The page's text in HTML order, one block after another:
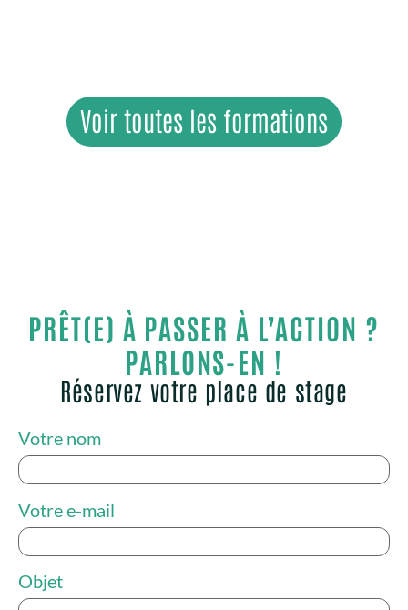
Voir toutes les formations
PRÊT(E) À PASSER À L’ACTION ?
PARLONS-EN !
Réservez votre place de stage
Votre nom
Votre e-mail
Objet